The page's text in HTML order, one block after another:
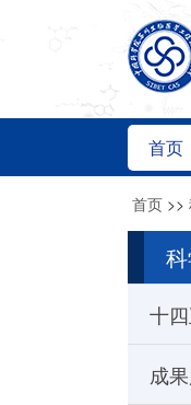
首页
首页 >>
十
成